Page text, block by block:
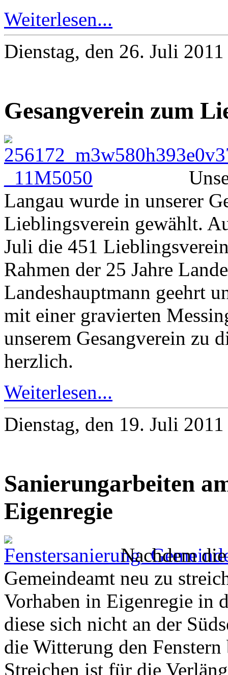
Weiterlesen...
Dienstag, den 26. Juli
Gesangverein zum
Langau wurde in unserer
Lieblingsverein gewählt.
Juli die 451
Rahmen der 25 Jahre
Landeshauptmann geehrt
mit einer gravierten
unserem Gesangverein zu
herzlich.
Weiterlesen...
Dienstag, den 19. Juli
Sanierungarbeiten
Eigenregie
Nachdem die
Gemeindeamt neu zu
Vorhaben in Eigenregie in
diese sich nicht an der
die Witterung den Fenstern
Streichen ist für die